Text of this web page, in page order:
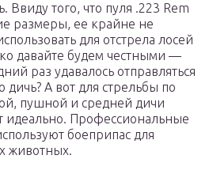
Ввиду того, что пуля .223 Rem
размеры, ее крайне не
для отстрела лосей
давайте будем честными —
раз удавалось отправляться
дичь? А вот для стрельбы по
пушной и средней дичи
идеально. Профессиональные
боеприпас для
животных.